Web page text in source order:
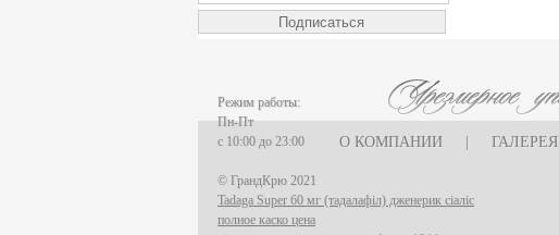
О КОМПАНИИ ГАЛЕРЕЯ
Режим работы:
Пн-Пт
с 10:00 до 23:00
© ГрандКрю 2021
Tadaga Super 60 мг (тадалафіл) дженерик сіаліс
полное каско цена